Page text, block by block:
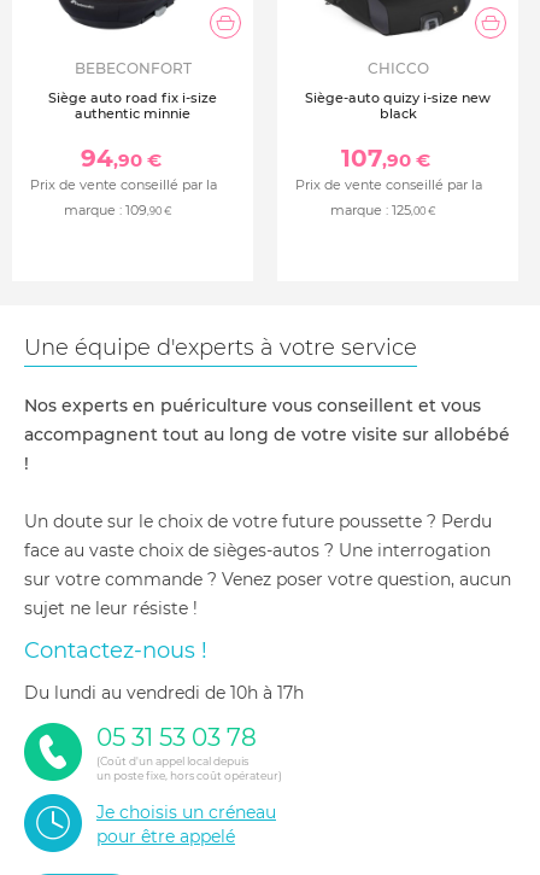
BEBECONFORT
Siège auto road fix i-size
authentic minnie
94,90 €
Prix de vente conseillé par la
marque : 109,90 €
CHICCO
Siège-auto quizy i-size new
black
107,90 €
Prix de vente conseillé par la
marque : 125,00 €
Une équipe d'experts à votre service
Nos experts en puériculture vous conseillent et vous
accompagnent tout au long de votre visite sur allobébé
!
Un doute sur le choix de votre future poussette ? Perdu
face au vaste choix de sièges-autos ? Une interrogation
sur votre commande ? Venez poser votre question, aucun
sujet ne leur résiste !
Contactez-nous !
du lundi au vendredi de 10h à 17h
05 31 53 03 78
(Coût d'un appel local depuis
un poste fixe, hors coût opérateur)
Je choisis un créneau
pour être appelé